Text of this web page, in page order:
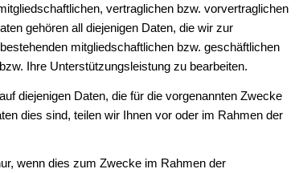
vertraglichen bzw. vorvertraglichen
gehören all diejenigen Daten, die wir zur
mitgliedschaftlichen bzw. geschäftlichen
Ihre Unterstützungsleistung zu bearbeiten.
diejenigen Daten, die für die vorgenannten Zwecke
dies sind, teilen wir Ihnen vor oder im Rahmen der
wenn dies zum Zwecke im Rahmen der